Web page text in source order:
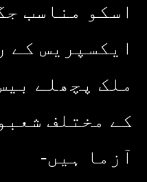
اسکو مناسب
ایکسپریس کے
ملک پچھلے
کے مختلف
آزما ہیں-